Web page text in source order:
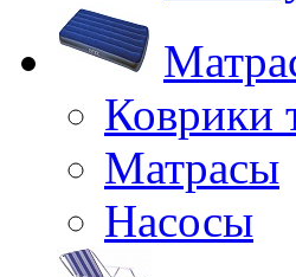
Коврики
Матрасы
Насосы